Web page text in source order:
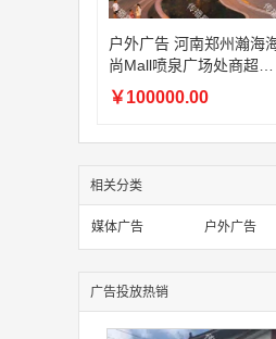
户外广告 河南郑州瀚海
尚Mall喷泉广场处商超LE
D大屏广告
￥100000.00
相关分类
媒体广告 户外广告
广告投放热销